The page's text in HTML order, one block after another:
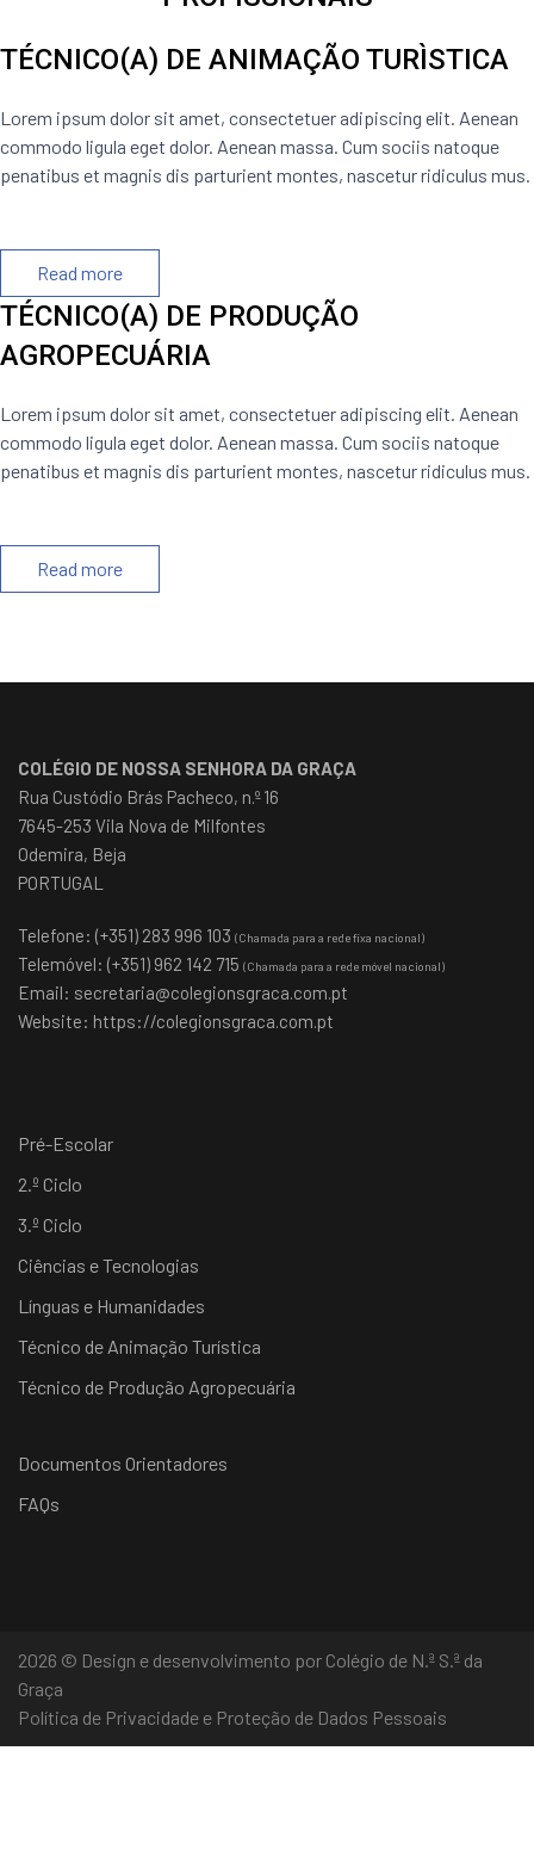
TÉCNICO(A) DE ANIMAÇÃO TURÌSTICA
Lorem ipsum dolor sit amet, consectetuer adipiscing elit. Aenean
commodo ligula eget dolor. Aenean massa. Cum sociis natoque
penatibus et magnis dis parturient montes, nascetur ridiculus mus.
Read more
TÉCNICO(A) DE PRODUÇÃO
AGROPECUÁRIA
Lorem ipsum dolor sit amet, consectetuer adipiscing elit. Aenean
commodo ligula eget dolor. Aenean massa. Cum sociis natoque
penatibus et magnis dis parturient montes, nascetur ridiculus mus.
Read more
COLÉGIO DE NOSSA SENHORA DA GRAÇA
Rua Custódio Brás Pacheco, n.º 16
7645-253 Vila Nova de Milfontes
Odemira, Beja
PORTUGAL
Telefone: (+351) 283 996 103 (Chamada para a rede fixa nacional)
Telemóvel: (+351) 962 142 715 (Chamada para a rede móvel nacional)
Email: secretaria@colegionsgraca.com.pt
Website: https://colegionsgraca.com.pt
Pré-Escolar
2.º Ciclo
3.º Ciclo
Ciências e Tecnologias
Línguas e Humanidades
Técnico de Animação Turística
Técnico de Produção Agropecuária
Documentos Orientadores
FAQs
2026 © Design e desenvolvimento por Colégio de N.ª S.ª da
Graça
Política de Privacidade e Proteção de Dados Pessoais